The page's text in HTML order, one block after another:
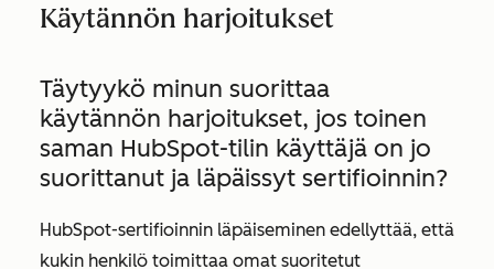
Käytännön harjoitukset
Täytyykö minun suorittaa
käytännön harjoitukset, jos toinen
saman HubSpot-tilin käyttäjä on jo
suorittanut ja läpäissyt sertifioinnin?
HubSpot-sertifioinnin läpäiseminen edellyttää, että
kukin henkilö toimittaa omat suoritetut